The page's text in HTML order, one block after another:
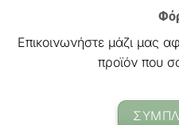
Επικοινωνήστε μάζι μας
προϊόν που